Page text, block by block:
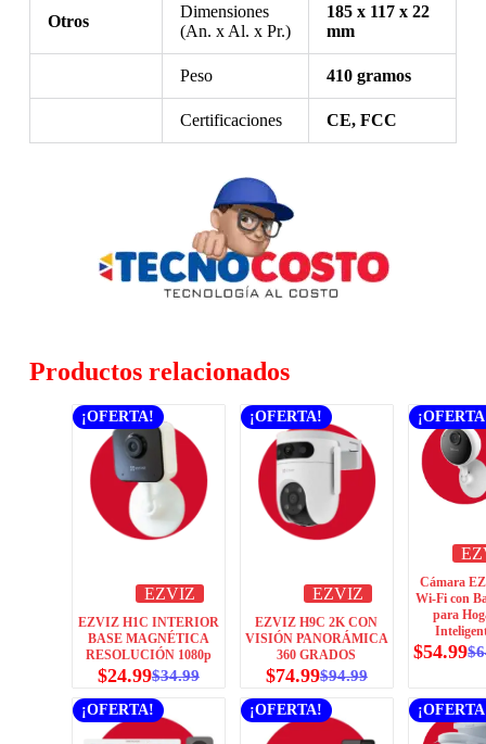
Otros
Dimensiones
(An. x Al. x Pr.)
185 x 117 x 22
mm
Peso 410 gramos
Certificaciones CE, FCC
Productos relacionados
¡OFERTA!
EZVIZ
EZVIZ H1C INTERIOR
BASE MAGNÉTICA
RESOLUCIÓN 1080p
$34.99
$24.99
¡OFERTA!
EZVIZ
EZVIZ H9C 2K CON
VISIÓN PANORÁMICA
360 GRADOS
$94.99
$74.99
Cámara
Wi-Fi con
para
$
$54.99
¡OFERTA! ¡OFERTA!